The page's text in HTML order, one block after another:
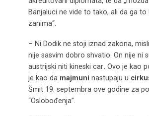
Banjaluci ne vide to tako, ali da ga to
zanima“.
– Ni Dodik ne stoji iznad zakona,
nije sasvim dobro shvatio. On nije ni
austrijski niti kineski car. Ovo je kao
je kao da majmuni nastupaju u
Šmit 19. septembra ove godine za
“Oslobođenja”.